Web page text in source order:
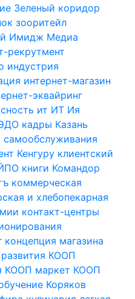
Зеленый коридор
зооритейл
Имидж Медиа
рекрутмент
индустрия
интернет-магазин
эквайринг
ит ИТ Ия
кадры Казань
самообслуживания
Кенгуру клиентский
книги Командор
коммерческая
и хлебопекарная
контакт-центры
концепция магазина
КООП
КООП маркет КООП
Коряков